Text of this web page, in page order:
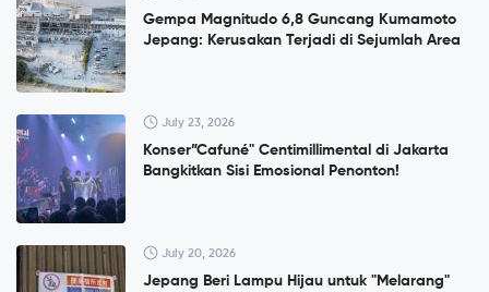
Gempa Magnitudo 6,8 Guncang Kumamoto
Jepang: Kerusakan Terjadi di Sejumlah Area
July 23, 2026
Konser”Cafuné" Centimillimental di Jakarta
Bangkitkan Sisi Emosional Penonton!
July 20, 2026
Jepang Beri Lampu Hijau untuk "Melarang"